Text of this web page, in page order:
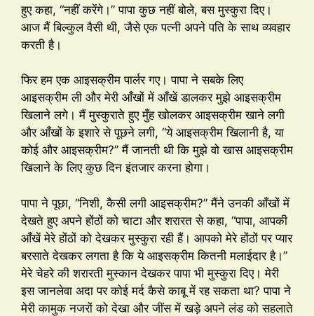
हुए कहा, “नहीं करेंगे।” पापा कुछ नहीं बोले, बस मुस्कुरा दिए।
आज मैं बिल्कुल वैसी थी, जैसे एक पत्नी अपने पति के साथ व्यवहार
करती है।
फिर हम एक आइसक्रीम पार्लर गए। पापा ने सबके लिए
आइसक्रीम ली और मेरी आँखों में आँखें डालकर मुझे आइसक्रीम
खिलाने लगे। मैं मुस्कुराते हुए मुँह खोलकर आइसक्रीम खाने लगी
और आँखों के इशारे से पूछने लगी, “ये आइसक्रीम खिलानी है, या
कोई और आइसक्रीम?” मैं जानती थी कि मुझे वो खास आइसक्रीम
खिलाने के लिए कुछ दिन इंतजार करना होगा।
पापा ने पूछा, “निशी, कैसी लगी आइसक्रीम?” मैंने उनकी आँखों में
देखते हुए अपने होंठों को चाटा और शरारत से कहा, “पापा, आपकी
आँखें मेरे होंठों को देखकर मुस्कुरा रही हैं। आपको मेरे होंठों पर प्यार
बरसाते देखकर लगता है कि ये आइसक्रीम कितनी मलाईदार है।”
मेरे चेहरे की शरारती मुस्कान देखकर पापा भी मुस्कुरा दिए। मेरी
इस जानलेवा अदा पर कोई मर्द कैसे काबू में रह सकता था? पापा ने
मेरी कामुक नजरों को देखा और जींस में खड़े अपने लंड को सहलाते